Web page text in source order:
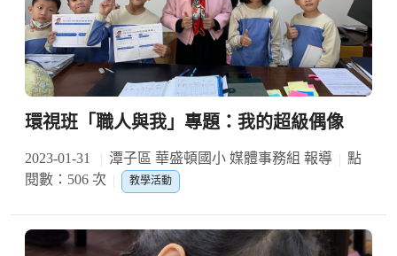
環視班「職人與我」專題：我的超級偶像
2023-01-31 潭子區 華盛頓國小 媒體事務組 報導
點
閱數：506 次
教學活動